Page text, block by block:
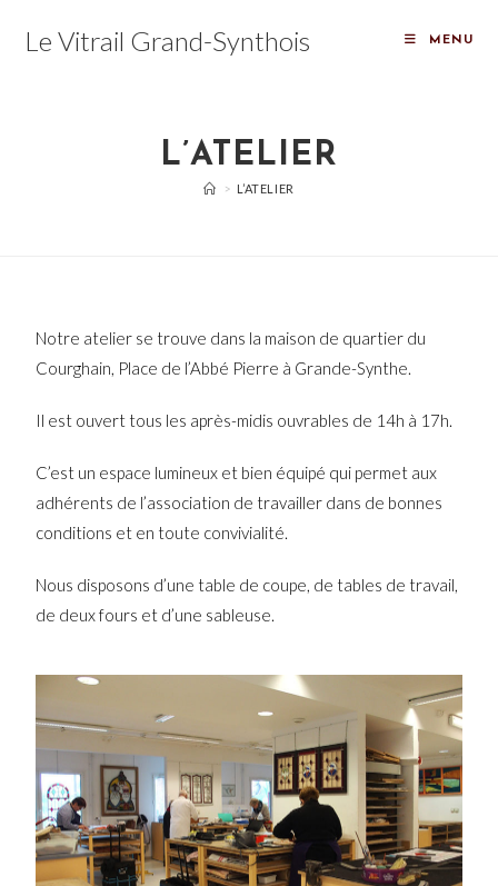
Le Vitrail Grand-Synthois MENU
L’ATELIER
> L’ATELIER
Notre atelier se trouve dans la maison de quartier du
Courghain, Place de l’Abbé Pierre à Grande-Synthe.
Il est ouvert tous les après-midis ouvrables de 14h à 17h.
C’est un espace lumineux et bien équipé qui permet aux
adhérents de l’association de travailler dans de bonnes
conditions et en toute convivialité.
Nous disposons d’une table de coupe, de tables de travail,
de deux fours et d’une sableuse.